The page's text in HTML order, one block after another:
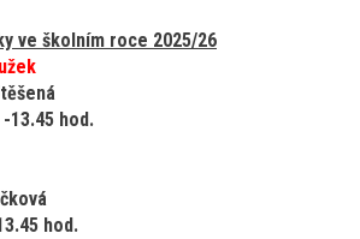
ve školním roce 2025/26
13.45 hod.
hod.